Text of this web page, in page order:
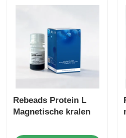
Rebeads Protein L
Magnetische kralen